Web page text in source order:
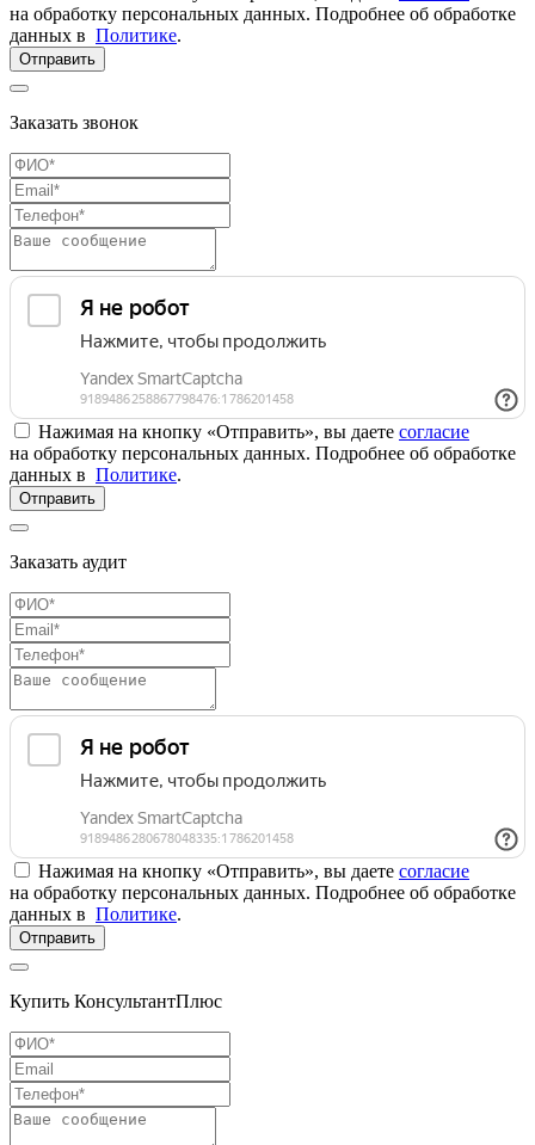
на обработку персональных данных. Подробнее об обработке
данных в Политике.
Отправить
Заказать звонок
Нажимая на кнопку «Отправить», вы даете согласие
на обработку персональных данных. Подробнее об обработке
данных в Политике.
Отправить
Заказать аудит
Нажимая на кнопку «Отправить», вы даете согласие
на обработку персональных данных. Подробнее об обработке
данных в Политике.
Отправить
Купить КонсультантПлюс